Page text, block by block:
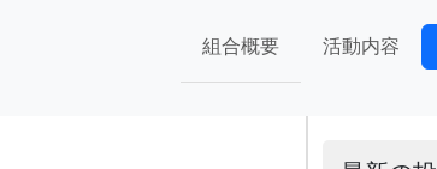
組合概要 活動内容